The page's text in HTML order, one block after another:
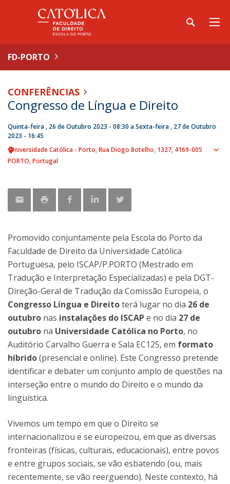
FD-PORTO
CONFERÊNCIAS
Congresso de Língua e Direito
Quinta-feira , 26 de Outubro 2023 - 08:30 aSexta-feira , 27 de Outubro
2023 - 16:45
Universidade Católica - Porto Rua Diogo Botelho, 1327 4169-005
PORTO Portugal
Promovido conjuntamente pela Escola do Porto da
Faculdade de Direito da Universidade Católica
Portuguesa, pelo ISCAP/P.PORTO (Mestrado em
Tradução e Interpretação Especializadas) e pela DGT-
Direção-Geral de Tradução da Comissão Europeia, o
Congresso Língua e Direitoterá lugar no dia 26 de
outubro nas instalações do ISCAP e no dia 27 de
outubro na Universidade Católica no Porto, no
Auditório Carvalho Guerra e Sala EC125, em formato
híbrido(presencial e online). Este Congresso pretende
identificar e debater um conjunto amplo de questões na
interseção entre o mundo do Direito e o mundo da
linguística.
Vivemos um tempo em que o Direito se
internacionalizou e se europeizou, em que as diversas
fronteiras (físicas, culturais, educacionais), entre povos
e entre grupos sociais, se vão esbatendo (ou, mais
recentemente, se vão reerguendo). Neste contexto, há